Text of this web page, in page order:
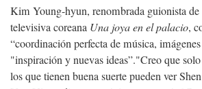
Kim Young-hyun, renombrada guionista de
televisiva coreana Una joya en el palacio,
“coordinación perfecta de música,
"inspiración y nuevas ideas”."Creo que
los que tienen buena suerte pueden ver